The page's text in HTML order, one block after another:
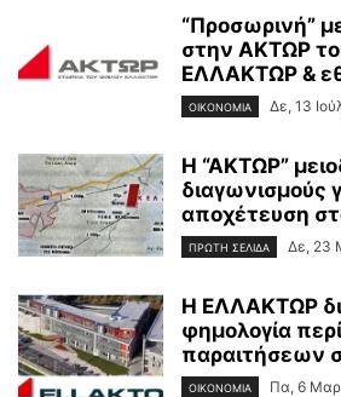
“Προσωρινή”
στην ΑΚΤΩΡ
ΕΛΛΑΚΤΩΡ &
ΟΙΚΟΝΟΜΙΑ Δε, 13
Η “ΑΚΤΩΡ”
διαγωνισμούς
αποχέτευση
ΠΡΩΤΗ ΣΕΛΙΔΑ Δε, 23
Η ΕΛΛΑΚΤΩΡ
φημολογία
παραιτήσεων
ΟΙΚΟΝΟΜΙΑ Πα, 6